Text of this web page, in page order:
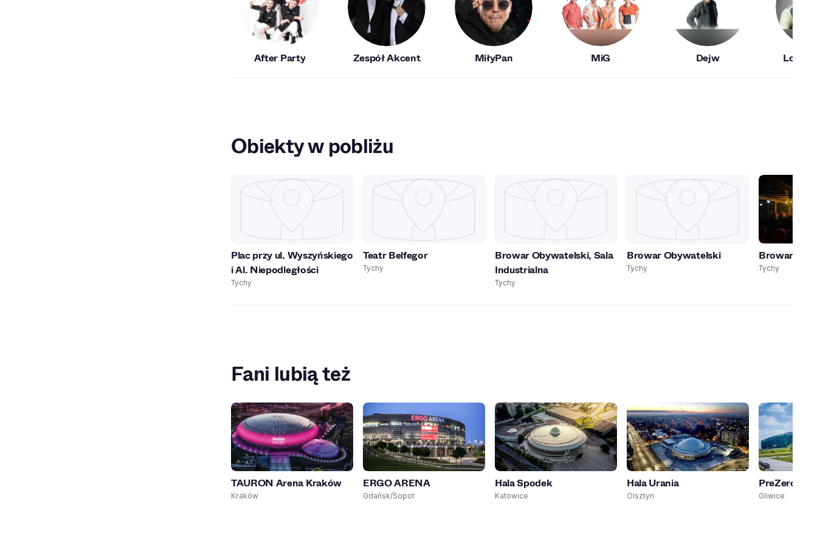
After Party Zespół Akcent MiłyPan MiG Dejw Long
Obiekty w pobliżu
Plac przy ul. Wyszyńskiego
i Al. Niepodległości
Tychy
Teatr Belfegor
Tychy
Browar Obywatelski, Sala
Industrialna
Tychy
Browar Obywatelski
Tychy
Browar
Tychy
Fani lubią też
TAURON Arena Kraków
Kraków
ERGO ARENA
Gdańsk/Sopot
Hala Spodek
Katowice
Hala Urania
Olsztyn
PreZero
Gliwice